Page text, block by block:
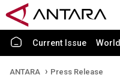
Current Issue World
ANTARA Press Release